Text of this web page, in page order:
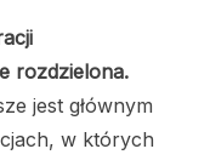
rozdzielona.
jest głównym
w których